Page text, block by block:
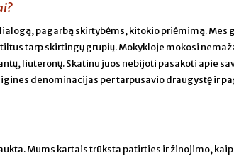
pagarbą skirtybėms, kitokio priėmimą. Mes
tarp skirtingų grupių. Mokykloje mokosi
liuteronų. Skatinu juos nebijoti pasakoti apie
denominacijas per tarpusavio draugystę ir
Mums kartais trūksta patirties ir žinojimo,